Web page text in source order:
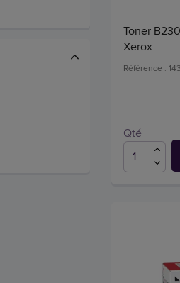
Toner
Xerox
Référence :
Qté